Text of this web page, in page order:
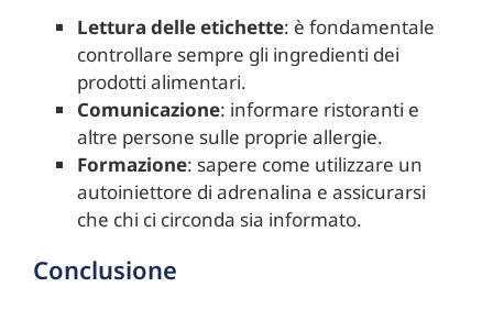
Lettura delle etichette: è fondamentale
controllare sempre gli ingredienti dei
prodotti alimentari.
Comunicazione: informare ristoranti e
altre persone sulle proprie allergie.
Formazione: sapere come utilizzare un
autoiniettore di adrenalina e assicurarsi
che chi ci circonda sia informato.
Conclusione